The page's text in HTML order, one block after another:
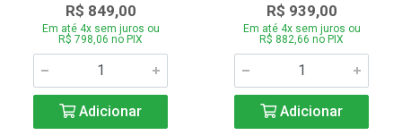
R$ 849,00
Em até 4x sem juros ou
R$ 798,06 no PIX
Adicionar
R$ 939,00
Em até 4x sem juros ou
R$ 882,66 no PIX
Adicionar